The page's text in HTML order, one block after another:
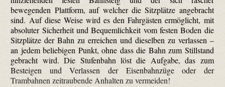
bewegenden Plattform, auf welcher die Sitzplätze angebracht
sind. Auf diese Weise wird es den Fahrgästen ermöglicht, mit
absoluter Sicherheit und Bequemlichkeit vom festen Boden die
Sitzplätze der Bahn zu erreichen und dieselben zu verlassen –
an jedem beliebigen Punkt, ohne dass die Bahn zum Stillstand
gebracht wird. Die Stufenbahn löst die Aufgabe, das zum
Besteigen und Verlassen der Eisenbahnzüge oder der
Trambahnen zeitraubende Anhalten zu vermeiden!